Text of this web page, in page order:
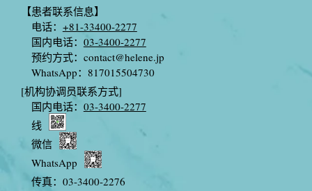
【患者联系信息】
电话： +81-33400-2277
国内电话： 03-3400-2277
预约方式： contact@helene.jp
WhatsApp：817015504730
[机构协调员联系方式]
国内电话： 03-3400-2277
线
微信
WhatsApp
传真：03-3400-2276